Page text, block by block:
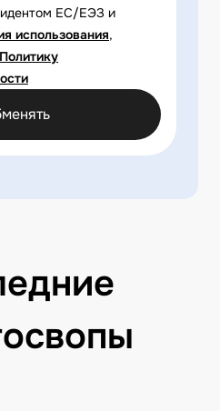
ЕС/ЕЭЗ и
использования,
Политику